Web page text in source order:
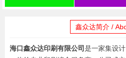
鑫众达简介 /
海口鑫众达印刷有限公司是一家集设